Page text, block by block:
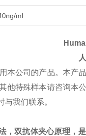
ml
人
本公司的产品。本产
他特殊样本请咨询本
我们联系。
，双抗体夹心原理，